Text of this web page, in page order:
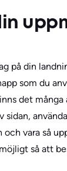
på din
som du
det
sidan,
vara så
så att